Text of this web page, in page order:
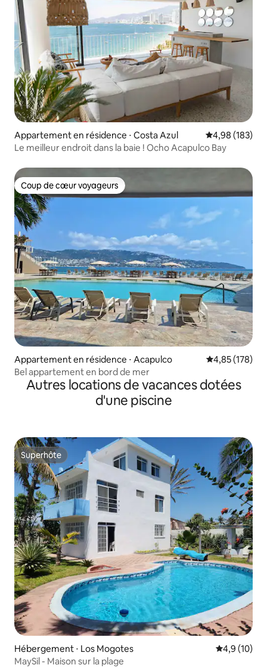
Appartement en résidence ⋅ Costa Azul Évaluation
4,98 (183)
Le meilleur endroit dans la baie ! Ocho Acapulco Bay
Coup de cœur voyageurs
Coup de cœur voyageurs
Appartement en résidence ⋅ Acapulco Évaluation
4,85 (178)
Bel appartement en bord de mer
Autres locations de vacances dotées
d'une piscine
Superhôte
Superhôte
Hébergement ⋅ Los Mogotes Évaluation
4,9 (10)
MaySil - Maison sur la plage